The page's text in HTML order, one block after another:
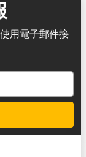
用電子郵件接